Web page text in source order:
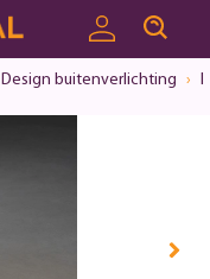
Design buitenverlichting